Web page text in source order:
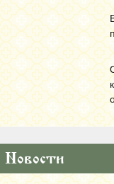
Новости